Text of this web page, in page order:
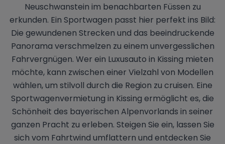
Neuschwanstein im benachbarten Füssen zu
erkunden. Ein Sportwagen passt hier perfekt ins Bild:
Die gewundenen Strecken und das beeindruckende
Panorama verschmelzen zu einem unvergesslichen
Fahrvergnügen. Wer ein Luxusauto in Kissing mieten
möchte, kann zwischen einer Vielzahl von Modellen
wählen, um stilvoll durch die Region zu cruisen. Eine
Sportwagenvermietung in Kissing ermöglicht es, die
Schönheit des bayerischen Alpenvorlands in seiner
ganzen Pracht zu erleben. Steigen Sie ein, lassen Sie
sich vom Fahrtwind umflattern und entdecken Sie